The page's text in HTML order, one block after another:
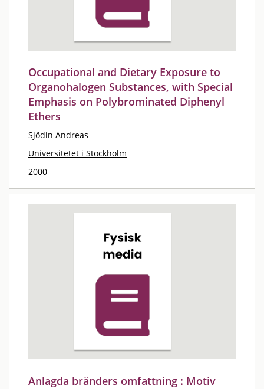
Occupational and Dietary Exposure to
Organohalogen Substances, with Special
Emphasis on Polybrominated Diphenyl
Ethers
Sjödin Andreas
Universitetet i Stockholm
2000
Anlagda bränders omfattning : Motiv